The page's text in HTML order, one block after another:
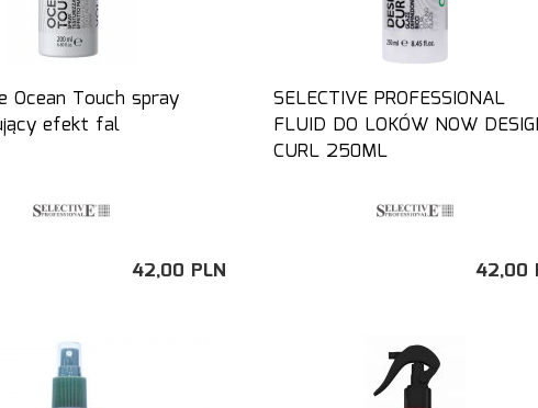
Ocean Touch spray
efekt fal
42,00 PLN
SELECTIVE PROFESSIONAL
FLUID DO LOKÓW NOW
CURL 250ML
42,00